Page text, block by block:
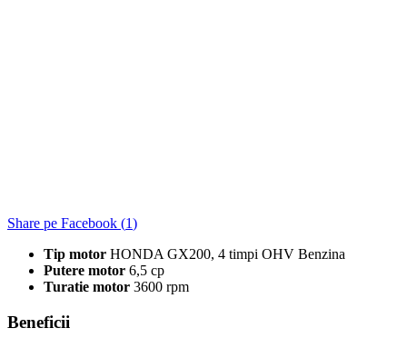
Share pe Facebook (1)
Tip motor HONDA GX200, 4 timpi OHV Benzina
Putere motor 6,5 cp
Turatie motor 3600 rpm
Beneficii